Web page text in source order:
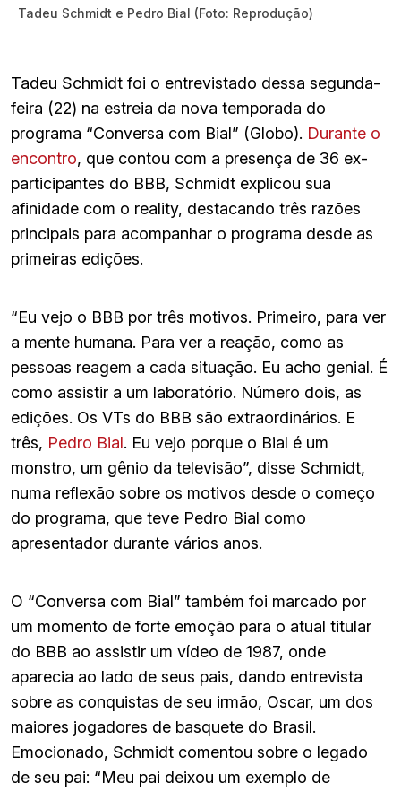
Tadeu Schmidt e Pedro Bial (Foto: Reprodução)
Tadeu Schmidt foi o entrevistado dessa segunda-
feira (22) na estreia da nova temporada do
programa “Conversa com Bial” (Globo). Durante o
encontro, que contou com a presença de 36 ex-
participantes do BBB, Schmidt explicou sua
afinidade com o reality, destacando três razões
principais para acompanhar o programa desde as
primeiras edições.
“Eu vejo o BBB por três motivos. Primeiro, para ver
a mente humana. Para ver a reação, como as
pessoas reagem a cada situação. Eu acho genial. É
como assistir a um laboratório. Número dois, as
edições. Os VTs do BBB são extraordinários. E
três, Pedro Bial. Eu vejo porque o Bial é um
monstro, um gênio da televisão”, disse Schmidt,
numa reflexão sobre os motivos desde o começo
do programa, que teve Pedro Bial como
apresentador durante vários anos.
O “Conversa com Bial” também foi marcado por
um momento de forte emoção para o atual titular
do BBB ao assistir um vídeo de 1987, onde
aparecia ao lado de seus pais, dando entrevista
sobre as conquistas de seu irmão, Oscar, um dos
maiores jogadores de basquete do Brasil.
Emocionado, Schmidt comentou sobre o legado
de seu pai: “Meu pai deixou um exemplo de